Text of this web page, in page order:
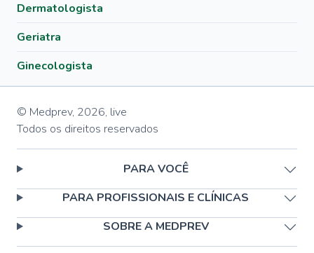
Dermatologista
Geriatra
Ginecologista
© Medprev, 2026, live
Todos os direitos reservados
PARA VOCÊ
PARA PROFISSIONAIS E CLÍNICAS
SOBRE A MEDPREV